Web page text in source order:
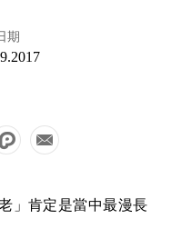
期
」肯定是當中最漫長